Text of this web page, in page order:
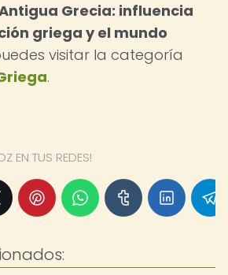
Grecia: influencia
griega y el mundo
visitar la categoría
.
EN TUS REDES!